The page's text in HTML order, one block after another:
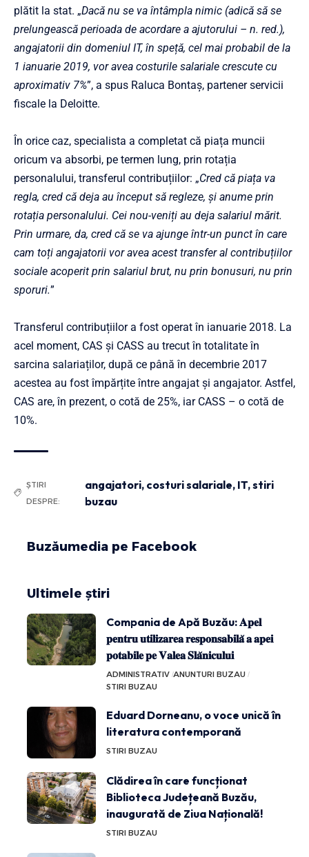
plătit la stat. „Dacă nu se va întâmpla nimic (adică să se
prelungească perioada de acordare a ajutorului – n. red.),
angajatorii din domeniul IT, în speță, cel mai probabil de la
1 ianuarie 2019, vor avea costurile salariale crescute cu
aproximativ 7%”, a spus Raluca Bontaș, partener servicii
fiscale la Deloitte.
În orice caz, specialista a completat că piața muncii
oricum va absorbi, pe termen lung, prin rotația
personalului, transferul contribuțiilor: „Cred că piața va
regla, cred că deja au început să regleze, și anume prin
rotația personalului. Cei nou-veniți au deja salariul mărit.
Prin urmare, da, cred că se va ajunge într-un punct în care
cam toți angajatorii vor avea acest transfer al contribuțiilor
sociale acoperit prin salariul brut, nu prin bonusuri, nu prin
sporuri.”
Transferul contribuțiilor a fost operat în ianuarie 2018. La
acel moment, CAS și CASS au trecut în totalitate în
sarcina salariaților, după ce până în decembrie 2017
acestea au fost împărțite între angajat și angajator. Astfel,
CAS are, în prezent, o cotă de 25%, iar CASS – o cotă de
10%.
ȘTIRI
DESPRE:
angajatori, costuri salariale, IT,stiri
buzau
Buzăumedia pe Facebook
Ultimele știri
Compania de Apă Buzău: 𝐀𝐩𝐞𝐥
𝐩𝐞𝐧𝐭𝐫𝐮 𝐮𝐭𝐢𝐥𝐢𝐳𝐚𝐫𝐞𝐚 𝐫𝐞𝐬𝐩𝐨𝐧𝐬𝐚𝐛𝐢𝐥𝐚̆ 𝐚 𝐚𝐩𝐞𝐢
𝐩𝐨𝐭𝐚𝐛𝐢𝐥𝐞 𝐩𝐞 𝐕𝐚𝐥𝐞𝐚 𝐒𝐥𝐚̆𝐧𝐢𝐜𝐮𝐥𝐮𝐢
ADMINISTRATIV ANUNTURI BUZAU
STIRI BUZAU
Eduard Dorneanu, o voce unică în
literatura contemporană
STIRI BUZAU
Clădirea în care funcționat
Biblioteca Județeană Buzău,
inaugurată de Ziua Națională!
STIRI BUZAU